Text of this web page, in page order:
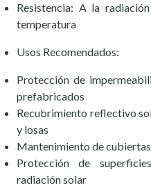
Resistencia: A la
temperatura
Usos Recomendados:
Protección de
prefabricados
Recubrimiento reflectivo
y losas
Mantenimiento de
Protección de
radiación solar